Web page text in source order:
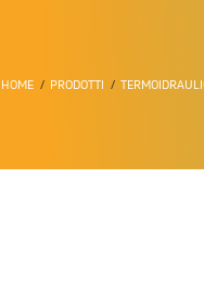
HOME PRODOTTI